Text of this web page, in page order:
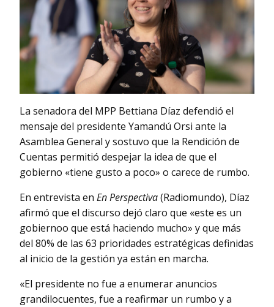
La senadora del MPP Bettiana Díaz defendió el
mensaje del presidente Yamandú Orsi ante la
Asamblea General y sostuvo que la Rendición de
Cuentas permitió despejar la idea de que el
gobierno «tiene gusto a poco» o carece de rumbo.
En entrevista en En Perspectiva(Radiomundo), Díaz
afirmó que el discurso dejó claro que «este es un
gobiernoo que está haciendo mucho» y que más
del 80% de las 63 prioridades estratégicas definidas
al inicio de la gestión ya están en marcha.
«El presidente no fue a enumerar anuncios
grandilocuentes, fue a reafirmar un rumbo y a